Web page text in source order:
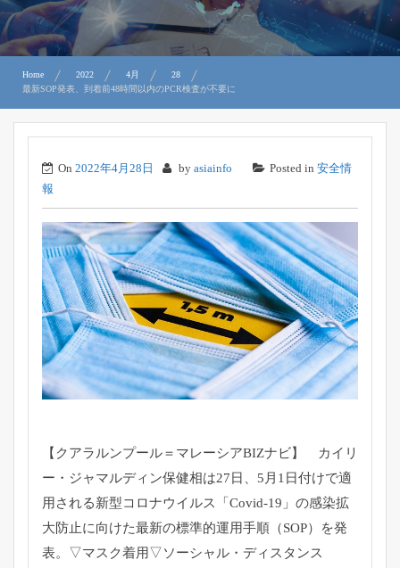
Home 2022 4月
28
最新SOP発表、到着前48時間以内のPCR検査が不要に
On 2022年4月28日 by asiainfo Posted in 安全情
報
【クアラルンプール＝マレーシアBIZナビ】 カイリ
ー・ジャマルディン保健相は27日、5月1日付けで適
用される新型コロナウイルス「Covid-19」の感染拡
大防止に向けた最新の標準的運用手順（SOP）を発
表。▽マスク着用▽ソーシャル・ディスタンス